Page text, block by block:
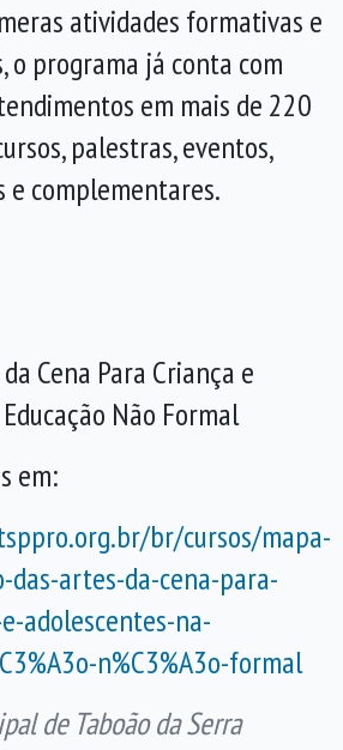
atividades formativas e
o programa já conta com
em mais de 220
palestras, eventos,
e complementares.
Cena Para Criança e
Não Formal
em:
br/cursos/mapa-
das-artes-da-cena-para-
adolescentes-na-
n%C3%A3o-formal
de Taboão da Serra